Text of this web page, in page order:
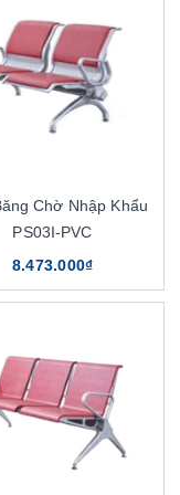
Chờ Nhập Khẩu
PS03I-PVC
8.473.000₫